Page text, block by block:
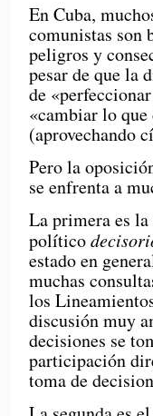
En Cuba,
comunistas son
peligros y
pesar de que la
de
«cambiar lo que
(aprovechando
Pero la
se enfrenta a
La primera es
político
estado en
muchas
los
discusión muy
decisiones se
participación
toma de